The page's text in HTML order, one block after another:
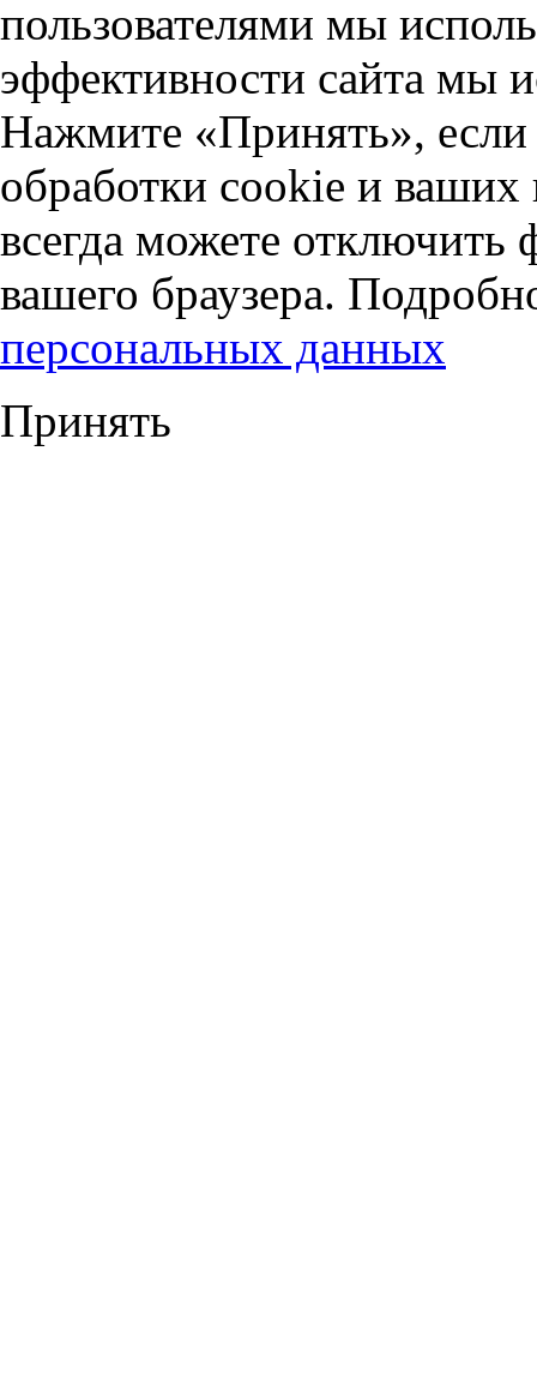
пользователями мы
эффективности сайта мы
Нажмите «Принять», если
обработки cookie и
всегда можете отключить
вашего браузера.
персональных данных
Принять